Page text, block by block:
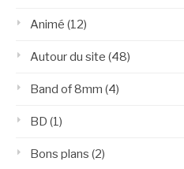
Animé (12)
Autour du site (48)
Band of 8mm (4)
BD (1)
Bons plans (2)